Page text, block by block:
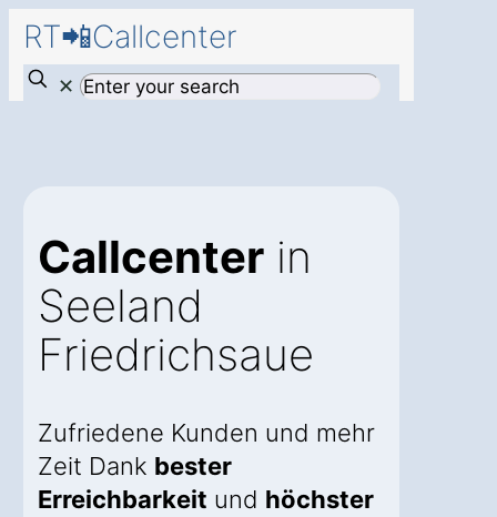
RT📲Callcenter
✕
Callcenter in
Seeland
Friedrichsaue
Zufriedene Kunden und mehr
Zeit Dank bester
Erreichbarkeit und höchster